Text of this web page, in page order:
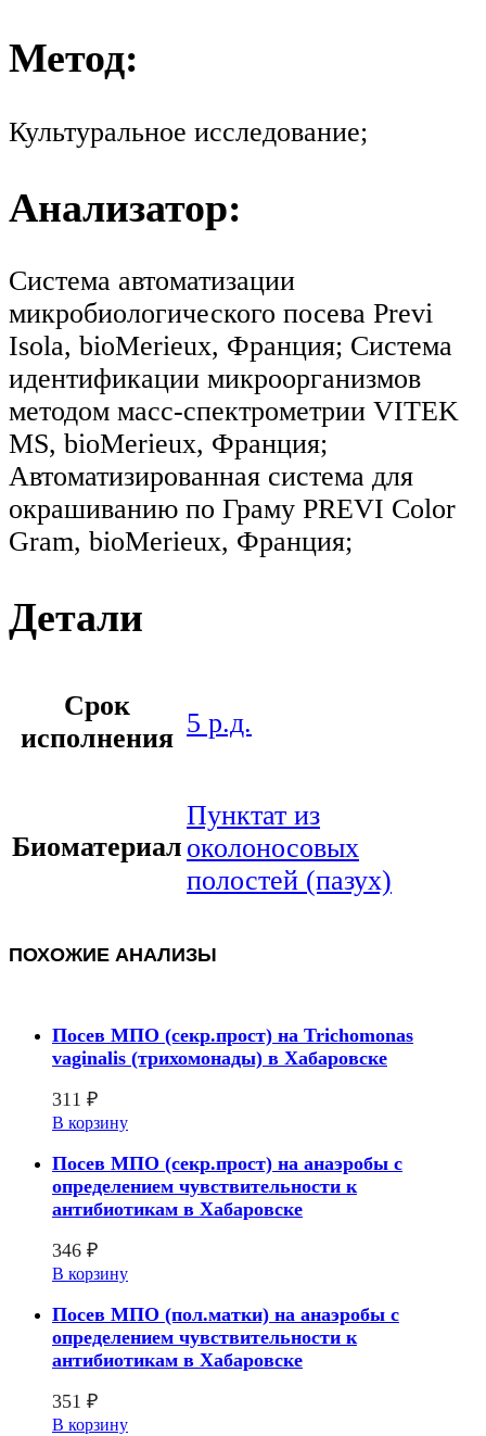
Метод:
Культуральное исследование;
Анализатор:
Система автоматизации
микробиологического посева Previ
Isola, bioMerieux, Франция; Система
идентификации микроорганизмов
методом масс-спектрометрии VITEK
MS, bioMerieux, Франция;
Автоматизированная система для
окрашиванию по Граму PREVI Color
Gram, bioMerieux, Франция;
Детали
Срок
исполнения 5 р.д.
Биоматериал
Пунктат из
околоносовых
полостей (пазух)
ПОХОЖИЕ АНАЛИЗЫ
Посев МПО (секр.прост) на Trichomonas
vaginalis (трихомонады) в Хабаровске
311 ₽
В корзину
Посев МПО (секр.прост) на анаэробы с
определением чувcтвительности к
антибиотикам в Хабаровске
346 ₽
В корзину
Посев МПО (пол.матки) на анаэробы с
определением чувcтвительности к
антибиотикам в Хабаровске
351 ₽
В корзину